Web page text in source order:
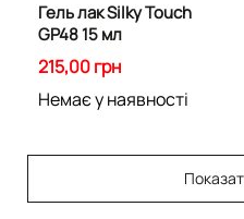
Гель лак Silky Touch
GP48 15 мл
215,00 грн
Немає у наявності